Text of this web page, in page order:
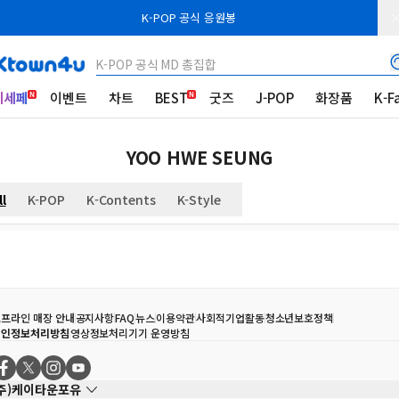
K-POP 공식 응원봉
K-POP 공식 MD 총집합
세페 이벤트 차트 BEST 굿즈 J-POP 화장품 K-
YOO HWE SEUNG
K-POP K-Contents K-Style
라인 매장 안내공지사항FAQ뉴스이용약관사회적기업활동청소년보호정책
정보처리방침영상정보처리기기 운영방침
)케이타운포유